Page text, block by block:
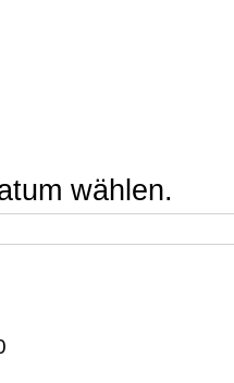
wählen.